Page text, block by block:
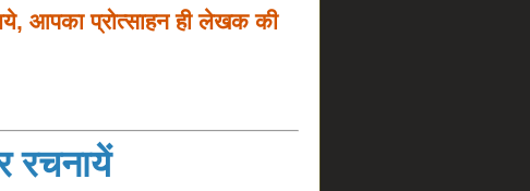
आपका प्रोत्साहन ही लेखक की
रचनायें